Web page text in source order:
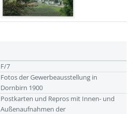
F/7
Fotos der Gewerbeausstellung in
Dornbirn 1900
Postkarten und Repros mit Innen- und
Außenaufnahmen der